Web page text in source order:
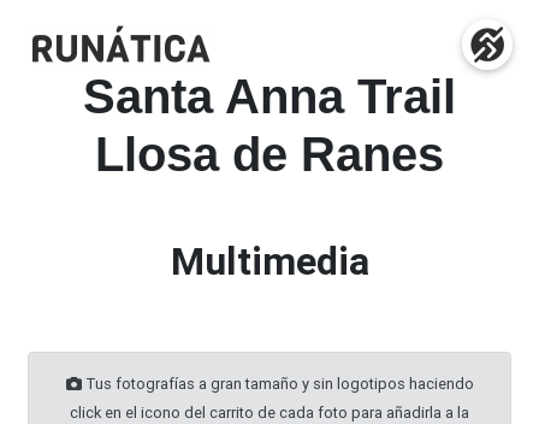
Santa Anna Trail
Llosa de Ranes
Multimedia
Tus fotografías a gran tamaño y sin logotipos haciendo
click en el icono del carrito de cada foto para añadirla a la